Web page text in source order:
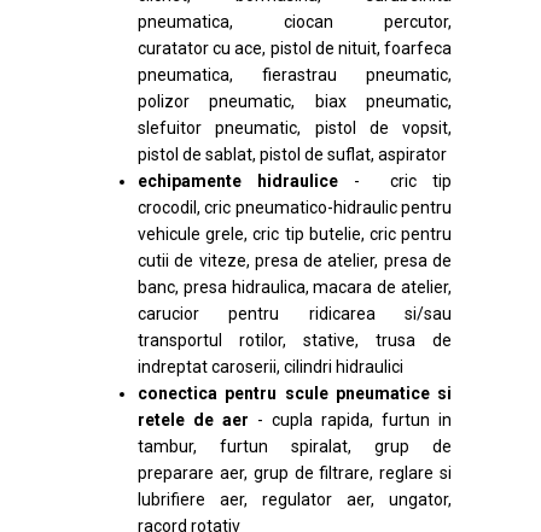
pneumatica, ciocan percutor,
curatator cu ace, pistol de nituit, foarfeca
pneumatica, fierastrau pneumatic,
polizor pneumatic, biax pneumatic,
slefuitor pneumatic, pistol de vopsit,
pistol de sablat, pistol de suflat, aspirator
echipamente hidraulice- cric tip
crocodil, cric pneumatico-hidraulic pentru
vehicule grele, cric tip butelie, cric pentru
cutii de viteze, presa de atelier, presa de
banc, presa hidraulica, macara de atelier,
carucior pentru ridicarea si/sau
transportul rotilor, stative, trusa de
indreptat caroserii, cilindri hidraulici
conectica pentru scule pneumatice si
retele de aer - cupla rapida, furtun in
tambur, furtun spiralat, grup de
preparare aer, grup de filtrare, reglare si
lubrifiere aer, regulator aer, ungator,
racord rotativ